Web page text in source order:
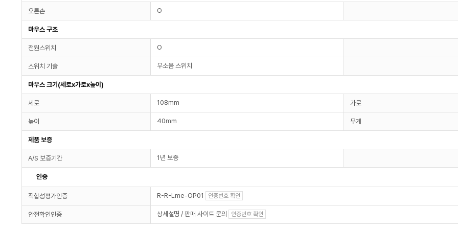
오른손 O
마우스 구조
전원스위치 O
스위치 기술 무소음 스위치
마우스 크기(세로x가로x높이)
세로 108mm 가로
높이 40mm 무게
제품 보증
A/S 보증기간 1년 보증
인증
적합성평가인증 R-R-Lme-OP01 인증번호 확인
안전확인인증 상세설명 / 판매 사이트 문의 인증번호 확인